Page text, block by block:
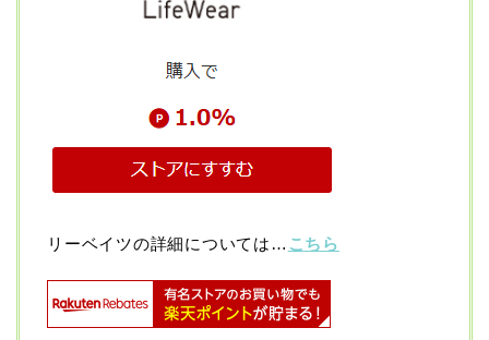
リーベイツの詳細については… こちら